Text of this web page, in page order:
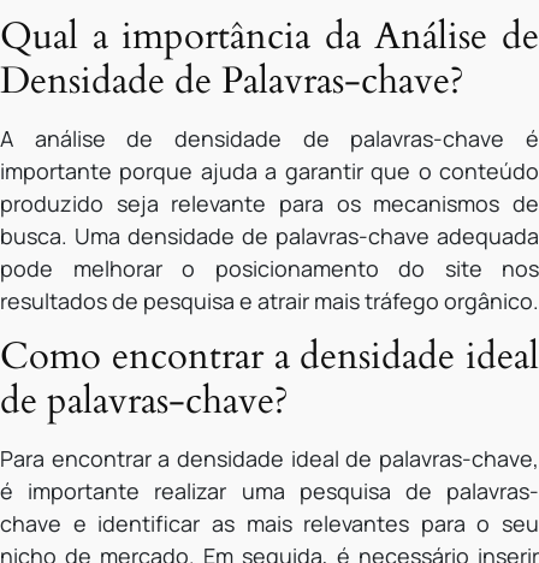
Qual a importância da Análise de
Densidade de Palavras-chave?
A análise de densidade de palavras-chave é
importante porque ajuda a garantir que o conteúdo
produzido seja relevante para os mecanismos de
busca. Uma densidade de palavras-chave adequada
pode melhorar o posicionamento do site nos
resultados de pesquisa e atrair mais tráfego orgânico.
Como encontrar a densidade ideal
de palavras-chave?
Para encontrar a densidade ideal de palavras-chave,
é importante realizar uma pesquisa de palavras-
chave e identificar as mais relevantes para o seu
nicho de mercado. Em seguida, é necessário inserir